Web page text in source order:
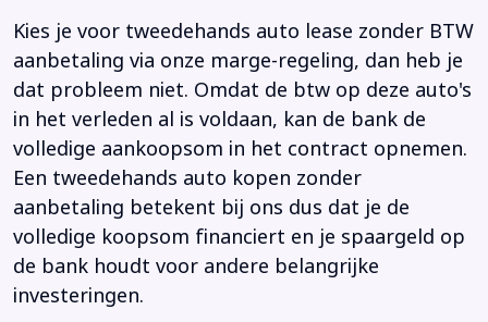
Kies je voor tweedehands auto lease zonder BTW
aanbetaling via onze marge-regeling, dan heb je
dat probleem niet. Omdat de btw op deze auto's
in het verleden al is voldaan, kan de bank de
volledige aankoopsom in het contract opnemen.
Een tweedehands auto kopen zonder
aanbetaling betekent bij ons dus dat je de
volledige koopsom financiert en je spaargeld op
de bank houdt voor andere belangrijke
investeringen.